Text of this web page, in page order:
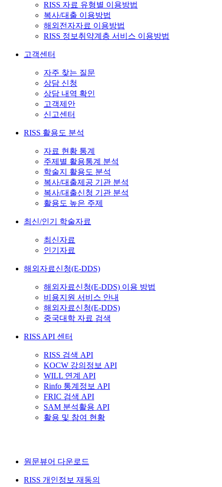
RISS 자료 유형별 이용방법
복사/대출 이용방법
해외전자자료 이용방법
RISS 정보취약계층 서비스 이용방법
고객센터
자주 찾는 질문
상담 신청
상담 내역 확인
고객제안
신고센터
RISS 활용도 분석
자료 현황 통계
주제별 활용통계 분석
학술지 활용도 분석
복사/대출제공 기관 분석
복사/대출신청 기관 분석
활용도 높은 주제
최신/인기 학술자료
최신자료
인기자료
해외자료신청(E-DDS)
해외자료신청(E-DDS) 이용 방법
비용지원 서비스 안내
해외자료신청(E-DDS)
중국대학 자료 검색
RISS API 센터
RISS 검색 API
KOCW 강의정보 API
WILL 연계 API
Rinfo 통계정보 API
FRIC 검색 API
SAM 분석활용 API
활용 및 참여 현황
원문뷰어 다운로드
RISS 개인정보 재동의